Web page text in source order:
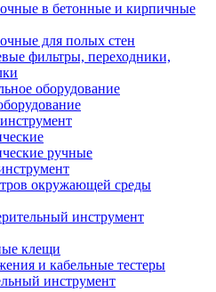
в бетонные и кирпичные
для полых стен
фильтры, переходники,
оборудование
ручные
окружающей среды
инструмент
клещи
и кабельные тестеры
инструмент